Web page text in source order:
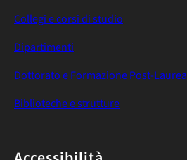
Collegi e corsi di studio
Dipartimenti
Dottorato e Formazione Post-Laurea
Biblioteche e strutture